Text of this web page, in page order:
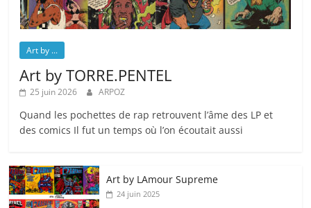
Art by ...
Art by TORRE.PENTEL
25 juin 2026 ARPOZ
Quand les pochettes de rap retrouvent l’âme des LP et
des comics Il fut un temps où l’on écoutait aussi
Art by LAmour Supreme
24 juin 2025